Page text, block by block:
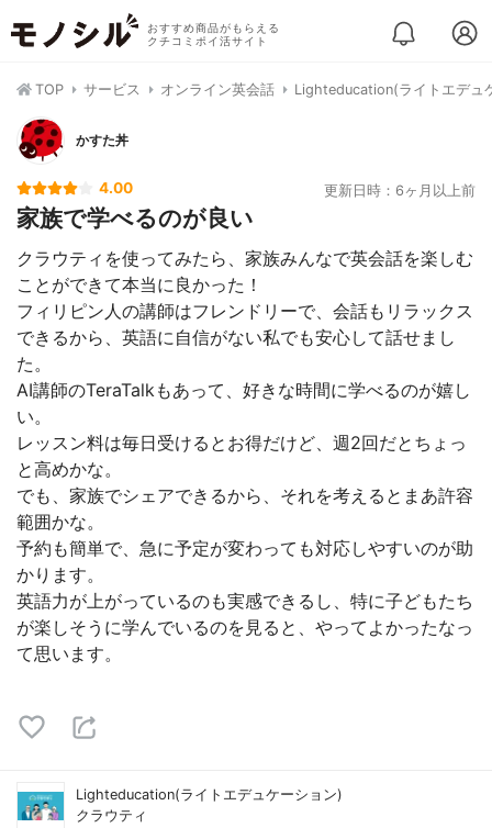
おすすめ商品がもらえる
クチコミポイ活サイト
TOP サービス オンライン英会話 Lighteducation(ライトエデュ
かすた丼
4.00 更新日時：6ヶ月以上前
家族で学べるのが良い
クラウティを使ってみたら、家族みんなで英会話を楽しむ
ことができて本当に良かった！
フィリピン人の講師はフレンドリーで、会話もリラックス
できるから、英語に自信がない私でも安心して話せまし
た。
AI講師のTeraTalkもあって、好きな時間に学べるのが嬉し
い。
レッスン料は毎日受けるとお得だけど、週2回だとちょっ
と高めかな。
でも、家族でシェアできるから、それを考えるとまあ許容
範囲かな。
予約も簡単で、急に予定が変わっても対応しやすいのが助
かります。
英語力が上がっているのも実感できるし、特に子どもたち
が楽しそうに学んでいるのを見ると、やってよかったなっ
て思います。
Lighteducation(ライトエデュケーション)
クラウティ